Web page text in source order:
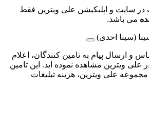
سایت و اپلیکیشن علی ویترین فقط
می باشد.
(سینا احدی)
و ارسال پیام به تامین کنندگان، اعلام
علی ویترین مشاهده نموده اید. این تامین
علی ویترین، هزینه تبلیغات